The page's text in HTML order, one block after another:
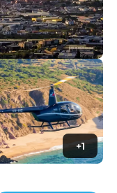
+1